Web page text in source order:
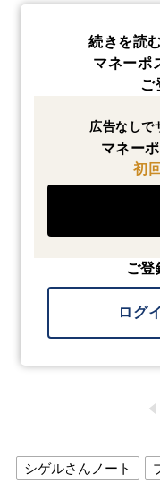
続きを読
マネーポ
ご
広告なしで
マネー
初
ご登
ログ
シゲルさんノート